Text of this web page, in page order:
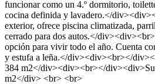
funcionar como un 4.º dormitorio,
cocina definida y lavadero.</
exterior, ofrece piscina climatizada,
cerrado para dos autos.</
opción para vivir todo el año. Cuenta
y estufa a leña.</div><div><br></
384 m2</div><div><br></
m2</div> <br> <br>